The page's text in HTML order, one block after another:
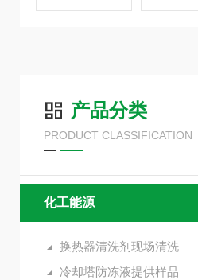
产品分类
PRODUCT CLASSIFICATION
化工能源
换热器清洗剂现场清洗
冷却塔防冻液提供样品